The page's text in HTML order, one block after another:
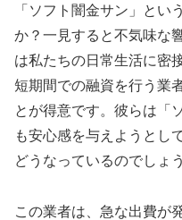
「ソフト闇金サン」とい
か？一見すると不気味な
は私たちの日常生活に密
短期間での融資を行う業
とが得意です。彼らは「
も安心感を与えようとし
どうなっているのでしょ
この業者は、急な出費が